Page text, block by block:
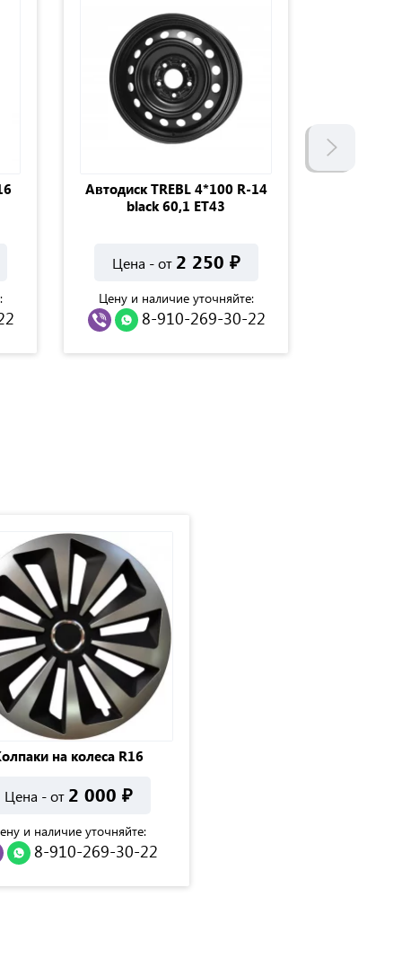
Автодиск TREBL 4*100 R-14
black 60,1 ЕТ43
Цена - от 2 250 ₽
Цену и наличие уточняйте:
8-910-269-30-22
на колеса R16
Цена - от 2 000 ₽
и наличие уточняйте:
8-910-269-30-22